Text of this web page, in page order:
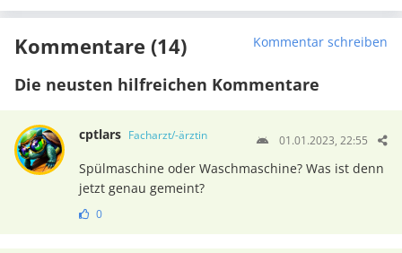
Kommentare (14) Kommentar schreiben
Die neusten hilfreichen Kommentare
cptlars Facharzt/-ärztin 01.01.2023, 22:55
Spülmaschine oder Waschmaschine? Was ist denn
jetzt genau gemeint?
0